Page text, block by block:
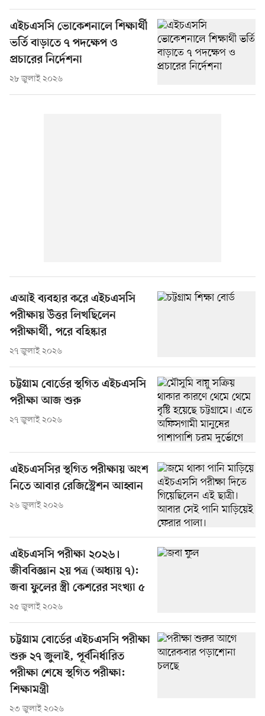
এইচএসসি ভোকেশনালে শিক্ষার্থী
ভর্তি বাড়াতে ৭ পদক্ষেপ ও
প্রচারের নির্দেশনা
২৮ জুলাই ২০২৬
এআই ব্যবহার করে এইচএসসি
পরীক্ষায় উত্তর লিখছিলেন
পরীক্ষার্থী, পরে বহিষ্কার
২৭ জুলাই ২০২৬
চট্টগ্রাম বোর্ডের স্থগিত এইচএসসি
পরীক্ষা আজ শুরু
২৭ জুলাই ২০২৬
এইচএসসির স্থগিত পরীক্ষায় অংশ
নিতে আবার রেজিস্ট্রেশন আহ্বান
২৬ জুলাই ২০২৬
এইচএসসি পরীক্ষা ২০২৬।
জীববিজ্ঞান ২য় পত্র (অধ্যায় ৭):
জবা ফুলের স্ত্রী কেশরের সংখ্যা ৫
২৫ জুলাই ২০২৬
চট্টগ্রাম বোর্ডের এইচএসসি পরীক্ষা
শুরু ২৭ জুলাই, পূর্বনির্ধারিত
পরীক্ষা শেষে স্থগিত পরীক্ষা:
শিক্ষামন্ত্রী
২৩ জুলাই ২০২৬